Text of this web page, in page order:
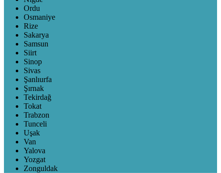
Ordu
Osmaniye
Rize
Sakarya
Samsun
Siirt
Sinop
Sivas
Şanlıurfa
Şırnak
Tekirdağ
Tokat
Trabzon
Tunceli
Uşak
Van
Yalova
Yozgat
Zonguldak